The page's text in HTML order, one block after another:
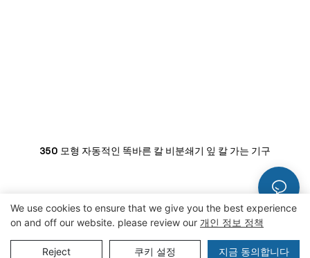
350 모형 자동적인 똑바른 칼 비분쇄기 잎 칼 가는 기구
저작권 © 2024 ZZKINGMACHINERY개인 정보 정책사이트맵
We use cookies to ensure that we give you the best experience
on and off our website. please review our 개인 정보 정책
Reject 쿠키 설정 지금 동의합니다